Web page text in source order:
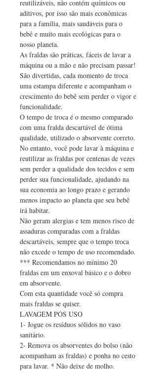
reutilizáveis, não contém químicos ou
aditivos, por isso são mais econômicas
para a família, mais saudáveis para o
bebê e muito mais ecológicas para o
nosso planeta.
As fraldas são práticas, fáceis de lavar a
máquina ou a mão e não precisam passar!
São divertidas, cada momento de troca
uma estampa diferente e acompanham o
crescimento do bebê sem perder o vigor e
funcionalidade.
O tempo de troca é o mesmo comparado
com uma fralda descartável de ótima
qualidade, utilizado o absorvente correto.
No entanto, você pode lavar à máquina e
reutilizar as fraldas por centenas de vezes
sem perder a qualidade dos tecidos e sem
perder sua funcionalidade, ajudando na
sua economia ao longo prazo e gerando
menos impacto ao planeta que seu bebê
irá habitar.
Não geram alergias e tem menos risco de
assaduras comparadas com a fraldas
descartáveis, sempre que o tempo troca
não excede o tempo de uso recomendado.
*** Recomendamos no mínimo 20
fraldas em um enxoval básico e o dobro
em absorvente.
Com esta quantidade você só compra
mais fraldas se quiser.
LAVAGEM PÓS USO
1- Jogue os resíduos sólidos no vaso
sanitário.
2- Remova os absorventes do bolso (não
acompanham as fraldas) e ponha no cesto
para lavar. * Não deixe de molho.